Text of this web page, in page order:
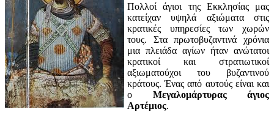
Πολλοί άγιοι της Εκκλησίας μας
κατείχαν υψηλά αξιώματα στις
κρατικές υπηρεσίες των χωρών
τους. Στα πρωτοβυζαντινά χρόνια
μια πλειάδα αγίων ήταν ανώτατοι
κρατικοί και στρατιωτικοί
αξιωματούχοι του βυζαντινού
κράτους. Ένας από αυτούς είναι και
ο Μεγαλομάρτυρας άγιος
Αρτέμιος.